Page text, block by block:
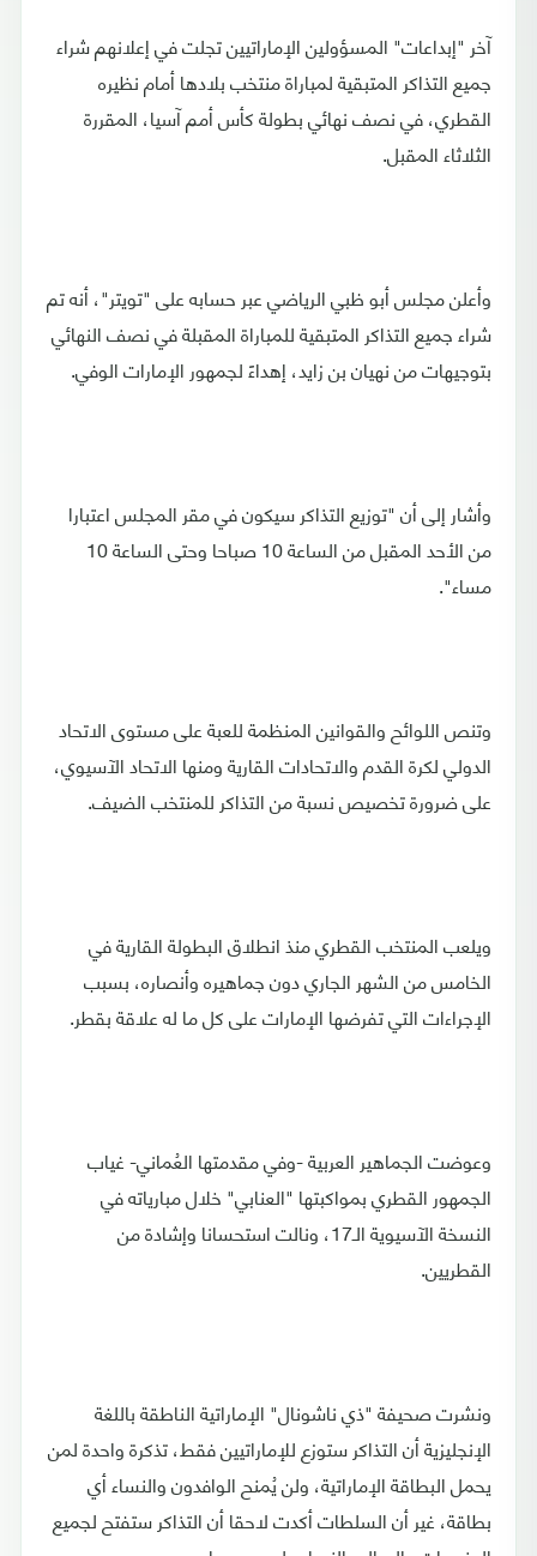
آخر "إبداعات" المسؤولين الإماراتيين تجلت في إعلانهم شراء
جميع التذاكر المتبقية لمباراة منتخب بلادها أمام نظيره
القطري، في نصف نهائي بطولة كأس أمم آسيا، المقررة
الثلاثاء المقبل.
وأعلن مجلس أبو ظبي الرياضي عبر حسابه على "تويتر"، أنه تم
شراء جميع التذاكر المتبقية للمباراة المقبلة في نصف النهائي
بتوجيهات من نهيان بن زايد، إهداءً لجمهور الإمارات الوفي.
وأشار إلى أن "توزيع التذاكر سيكون في مقر المجلس اعتبارا
من الأحد المقبل من الساعة 10 صباحا وحتى الساعة 10
مساء".
وتنص اللوائح والقوانين المنظمة للعبة على مستوى الاتحاد
الدولي لكرة القدم والاتحادات القارية ومنها الاتحاد الآسيوي،
على ضرورة تخصيص نسبة من التذاكر للمنتخب الضيف.
ويلعب المنتخب القطري منذ انطلاق البطولة القارية في
الخامس من الشهر الجاري دون جماهيره وأنصاره، بسبب
الإجراءات التي تفرضها الإمارات على كل ما له علاقة بقطر.
وعوضت الجماهير العربية -وفي مقدمتها العُماني- غياب
الجمهور القطري بمواكبتها "العنابي" خلال مبارياته في
النسخة الآسيوية الـ17، ونالت استحسانا وإشادة من
القطريين.
ونشرت صحيفة "ذي ناشونال" الإماراتية الناطقة باللغة
الإنجليزية أن التذاكر ستوزع للإماراتيين فقط، تذكرة واحدة لمن
يحمل البطاقة الإماراتية، ولن يُمنح الوافدون والنساء أي
بطاقة، غير أن السلطات أكدت لاحقا أن التذاكر ستفتح لجميع